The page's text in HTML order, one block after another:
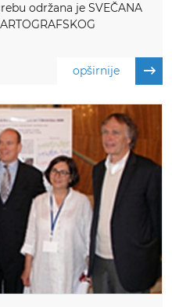
održana je SVEČANA
opširnije